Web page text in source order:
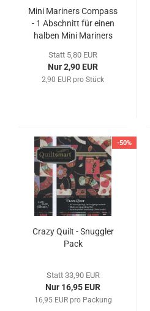
Mini Mariners Compass
- 1 Abschnitt für einen
halben Mini Mariners
Statt 5,80 EUR
Nur 2,90 EUR
2,90 EUR pro Stück
-50%
Crazy Quilt - Snuggler
Pack
Statt 33,90 EUR
Nur 16,95 EUR
16,95 EUR pro Packung